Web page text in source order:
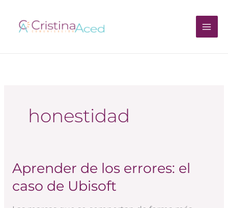
contenido
honestidad
Aprender de los errores: el
caso de Ubisoft
Aprender
los
errores: